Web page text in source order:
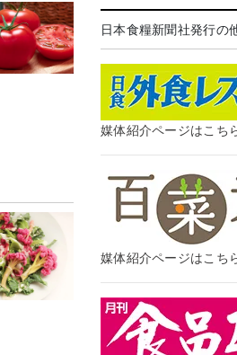
日本食糧新聞社発行の
媒体紹介ページはこち
媒体紹介ページはこち